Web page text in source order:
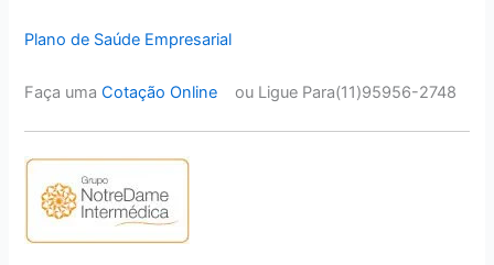
Plano de Saúde Empresarial
Faça umaCotação Online ou Ligue Para(11)95956-2748